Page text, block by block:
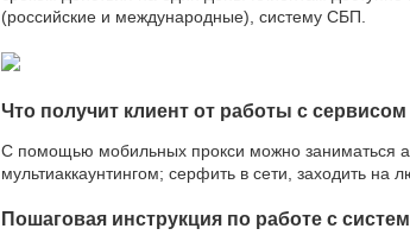
(российские и международные), систему СБП.
Что получит клиент от работы с сервисом
С помощью мобильных прокси можно заниматься
мультиаккаунтингом; серфить в сети, заходить на
Пошаговая инструкция по работе с